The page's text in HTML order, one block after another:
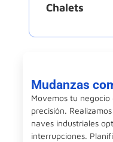
Chalets
Mudanzas
Movemos tu
precisión.
naves industriales
interrupciones.